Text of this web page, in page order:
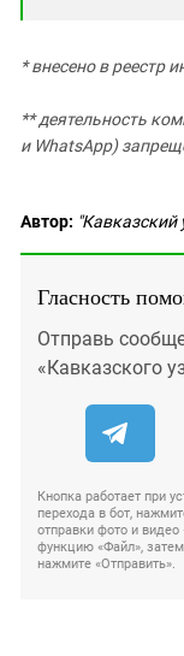
* внесено в реестр
** деятельность
и WhatsApp)
Автор: "Кавказский
Гласность
Отправь
«Кавказского
Кнопка работает при
перехода в бот,
отправки фото и
функцию «Файл»,
нажмите «Отправить».